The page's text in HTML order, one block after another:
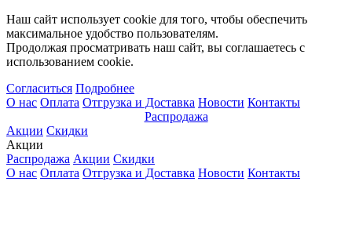
Наш сайт использует cookie для того, чтобы обеспечить
максимальное удобство пользователям.
Продолжая просматривать наш сайт, вы соглашаетесь с
использованием cookie.
Согласиться Подробнее
О нас Оплата Отгрузка и Доставка Новости Контакты
Распродажа
Акции Скидки
Акции
Распродажа Акции Скидки
О нас Оплата Отгрузка и Доставка Новости Контакты